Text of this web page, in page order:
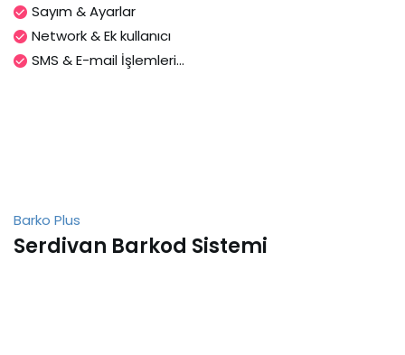
Sayım & Ayarlar
Network & Ek kullanıcı
SMS & E-mail İşlemleri...
Barko Plus
Serdivan Barkod Sistemi